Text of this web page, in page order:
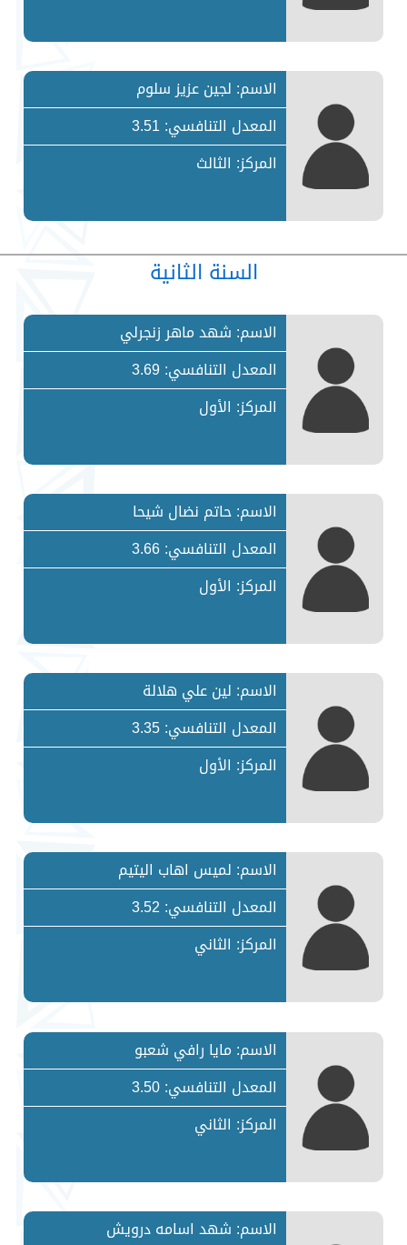
الاسم: لجين عزيز سلوم
المعدل التنافسي: 3.51
المركز: الثالث
السنة الثانية
الاسم: شهد ماهر زنجرلي
المعدل التنافسي: 3.69
المركز: الأول
الاسم: حاتم نضال شيحا
المعدل التنافسي: 3.66
المركز: الأول
الاسم: لين علي هلالة
المعدل التنافسي: 3.35
المركز: الأول
الاسم: لميس اهاب اليتيم
المعدل التنافسي: 3.52
المركز: الثاني
الاسم: مايا رافي شعبو
المعدل التنافسي: 3.50
المركز: الثاني
الاسم: شهد اسامه درويش